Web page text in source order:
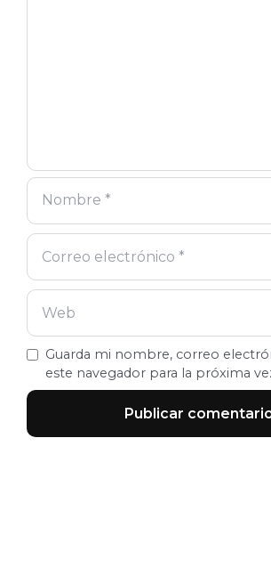
Guarda mi nombre, correo
este navegador para la próxima